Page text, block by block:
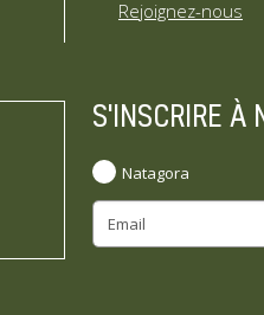
Rejoignez-nous
S'INSCRIRE À
Natagora